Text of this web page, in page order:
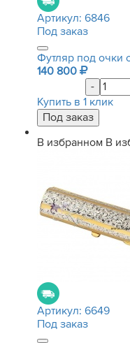
Артикул: 6846
Под заказ
Футляр под очки
140 800
-
Купить в 1 клик
В избранном В
Артикул: 6649
Под заказ